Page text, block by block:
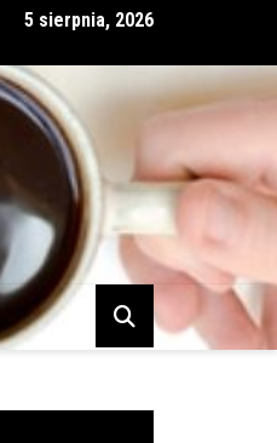
5 sierpnia, 2026